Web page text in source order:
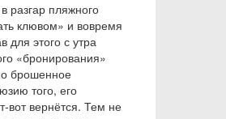
разгар пляжного
клювом» и вовремя
для этого с утра
«бронирования»
брошенное
того, его
вот вернётся. Тем не